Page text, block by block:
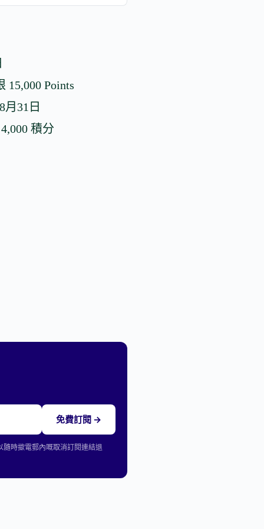
15,000 Points
月31日
積分
免費訂閱 →
時撳電郵內嘅取消訂閱連結退